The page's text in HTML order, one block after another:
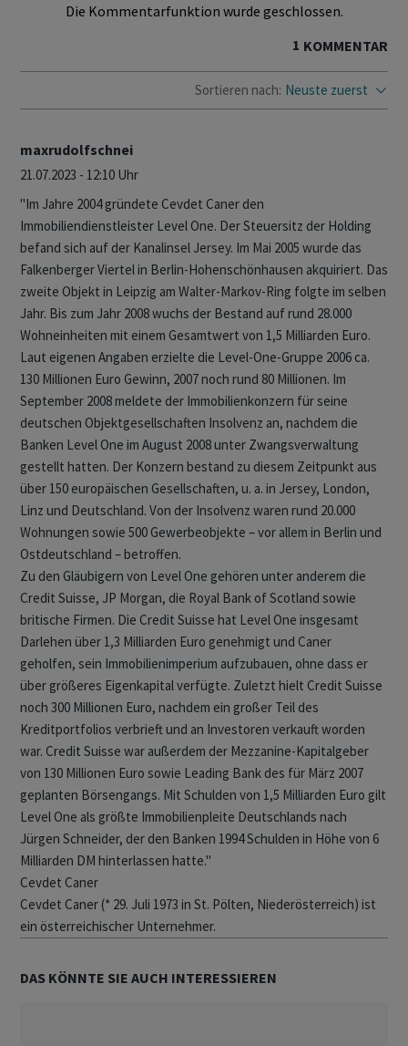
Die Kommentarfunktion wurde geschlossen.
1 KOMMENTAR
Sortieren nach: Neuste zuerst
maxrudolfschnei
21.07.2023 - 12:10 Uhr
"Im Jahre 2004 gründete Cevdet Caner den
Immobiliendienstleister Level One. Der Steuersitz der Holding
befand sich auf der Kanalinsel Jersey. Im Mai 2005 wurde das
Falkenberger Viertel in Berlin-Hohenschönhausen akquiriert. Das
zweite Objekt in Leipzig am Walter-Markov-Ring folgte im selben
Jahr. Bis zum Jahr 2008 wuchs der Bestand auf rund 28.000
Wohneinheiten mit einem Gesamtwert von 1,5 Milliarden Euro.
Laut eigenen Angaben erzielte die Level-One-Gruppe 2006 ca.
130 Millionen Euro Gewinn, 2007 noch rund 80 Millionen. Im
September 2008 meldete der Immobilienkonzern für seine
deutschen Objektgesellschaften Insolvenz an, nachdem die
Banken Level One im August 2008 unter Zwangsverwaltung
gestellt hatten. Der Konzern bestand zu diesem Zeitpunkt aus
über 150 europäischen Gesellschaften, u. a. in Jersey, London,
Linz und Deutschland. Von der Insolvenz waren rund 20.000
Wohnungen sowie 500 Gewerbeobjekte – vor allem in Berlin und
Ostdeutschland – betroffen.
Zu den Gläubigern von Level One gehören unter anderem die
Credit Suisse, JP Morgan, die Royal Bank of Scotland sowie
britische Firmen. Die Credit Suisse hat Level One insgesamt
Darlehen über 1,3 Milliarden Euro genehmigt und Caner
geholfen, sein Immobilienimperium aufzubauen, ohne dass er
über größeres Eigenkapital verfügte. Zuletzt hielt Credit Suisse
noch 300 Millionen Euro, nachdem ein großer Teil des
Kreditportfolios verbrieft und an Investoren verkauft worden
war. Credit Suisse war außerdem der Mezzanine-Kapitalgeber
von 130 Millionen Euro sowie Leading Bank des für März 2007
geplanten Börsengangs. Mit Schulden von 1,5 Milliarden Euro gilt
Level One als größte Immobilienpleite Deutschlands nach
Jürgen Schneider, der den Banken 1994 Schulden in Höhe von 6
Milliarden DM hinterlassen hatte."
Cevdet Caner
Cevdet Caner (* 29. Juli 1973 in St. Pölten, Niederösterreich) ist
ein österreichischer Unternehmer.
DAS KÖNNTE SIE AUCH INTERESSIEREN